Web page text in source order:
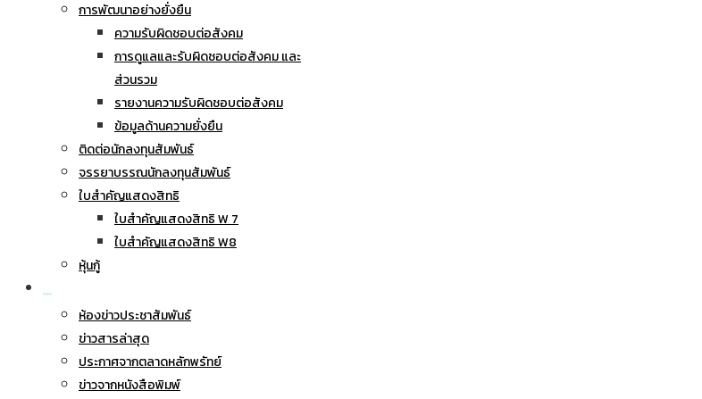
การพัฒนาอย่างยั่งยืน
ความรับผิดชอบต่อสังคม
การดูแลและรับผิดชอบต่อสังคม และ
ส่วนรวม
รายงานความรับผิดชอบต่อสังคม
ข้อมูลด้านความยั่งยืน
ติดต่อนักลงทุนสัมพันธ์
จรรยาบรรณนักลงทุนสัมพันธ์
ใบสำคัญแสดงสิทธิ
ใบสำคัญแสดงสิทธิ W 7
ใบสำคัญแสดงสิทธิ W8
หุ้นกู้
ห้องข่าวประชาสัมพันธ์
ข่าวสารล่าสุด
ประกาศจากตลาดหลักพรัทย์
ข่าวจากหนังสือพิมพ์